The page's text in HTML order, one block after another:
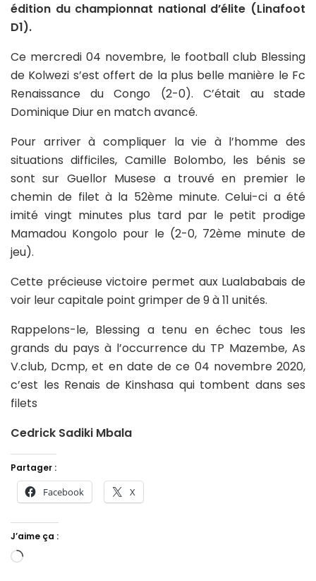
édition du championnat national d’élite (Linafoot
D1).
Ce mercredi 04 novembre, le football club Blessing
de Kolwezi s’est offert de la plus belle manière le Fc
Renaissance du Congo (2-0). C’était au stade
Dominique Diur en match avancé.
Pour arriver à compliquer la vie à l’homme des
situations difficiles, Camille Bolombo, les bénis se
sont sur Guellor Musese a trouvé en premier le
chemin de filet à la 52ème minute. Celui-ci a été
imité vingt minutes plus tard par le petit prodige
Mamadou Kongolo pour le (2-0, 72ème minute de
jeu).
Cette précieuse victoire permet aux Lualababais de
voir leur capitale point grimper de 9 à 11 unités.
Rappelons-le, Blessing a tenu en échec tous les
grands du pays à l’occurrence du TP Mazembe, As
V.club, Dcmp, et en date de ce 04 novembre 2020,
c’est les Renais de Kinshasa qui tombent dans ses
filets
Cedrick Sadiki Mbala
Partager :
Facebook X
J’aime ça :
Chargement…